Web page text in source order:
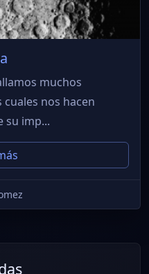
muchos
nos hacen
su imp...